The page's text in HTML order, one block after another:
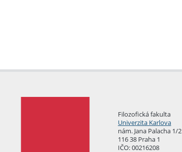
Filozofická fakulta
Univerzita Karlova
nám. Jana Palacha 1/2
116 38 Praha 1
IČO: 00216208